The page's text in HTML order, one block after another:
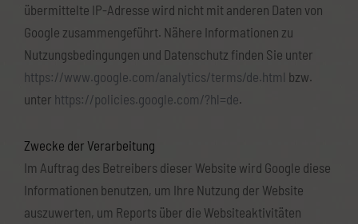
übermittelte IP-Adresse wird nicht mit anderen Daten von
Google zusammengeführt. Nähere Informationen zu
Nutzungsbedingungen und Datenschutz finden Sie unter
https://www.google.com/analytics/terms/de.html bzw.
unter https://policies.google.com/?hl=de.
Zwecke der Verarbeitung
Im Auftrag des Betreibers dieser Website wird Google diese
Informationen benutzen, um Ihre Nutzung der Website
auszuwerten, um Reports über die Websiteaktivitäten